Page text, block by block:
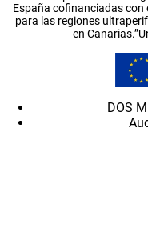
España cofinanciadas con
para las regiones
en
DOS